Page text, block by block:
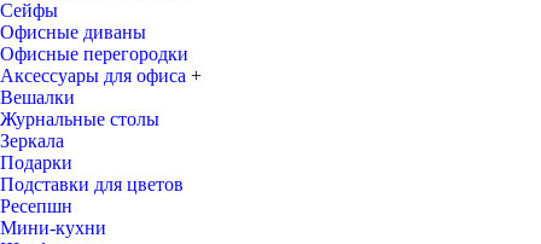
Сейфы
Офисные диваны
Офисные перегородки
Аксессуары для офиса +
Вешалки
Журнальные столы
Зеркала
Подарки
Подставки для цветов
Ресепшн
Мини-кухни